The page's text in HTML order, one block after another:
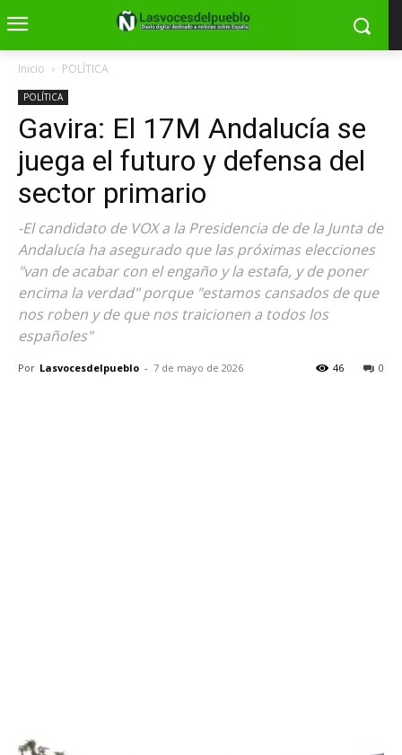
Inicio POLÍTICA
POLÍTICA
Gavira: El 17M Andalucía se
juega el futuro y defensa del
sector primario
-El candidato de VOX a la Presidencia de de la Junta de
Andalucía ha asegurado que las próximas elecciones
"van de acabar con el engaño y la estafa, y de poner
encima la verdad" porque "estamos cansados de que
nos roben y de que nos traicionen a todos los
españoles"
Por Lasvocesdelpueblo - 7 de mayo de 2026 0
46